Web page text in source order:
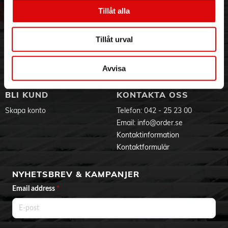
Tillåt alla
Tillåt urval
Avvisa
- LCD display
- Start/stop funktion (sömnad utan fotpedal)
- Många tillbehör
- Nålstopp
- Inkl. quiltfot för frihandsquiltning
- Möjlighet till tvillingnål
- Justerbar stygnlängd och bredd
- Grabber-system: Drop-in
Visselblåsning
Aktuellt på Order
Service & Support
Godsefterlysning & Felleverans
Integritetspolicy
Om cookies
BLI KUND
Skapa konto
KONTAKTA OSS
Telefon: 042 - 25 23 00
Email: info@order.se
Kontaktinformation
Kontaktformulär
NYHETSBREV & KAMPANJER
Email address *